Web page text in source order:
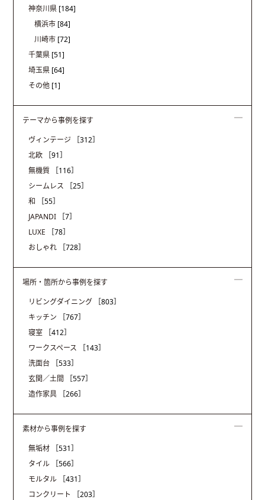
神奈川県 [184]
横浜市 [84]
川崎市 [72]
千葉県 [51]
埼玉県 [64]
その他 [1]
テーマから事例を探す
ヴィンテージ
［312］
北欧
［91］
無機質
［116］
シームレス
［25］
和
［55］
JAPANDI
［7］
LUXE
［78］
おしゃれ
［728］
場所・箇所から事例を探す
リビングダイニング
［803］
キッチン
［767］
寝室
［412］
ワークスペース
［143］
洗面台
［533］
玄関／土間
［557］
造作家具
［266］
素材から事例を探す
無垢材
［531］
タイル
［566］
モルタル
［431］
コンクリート
［203］